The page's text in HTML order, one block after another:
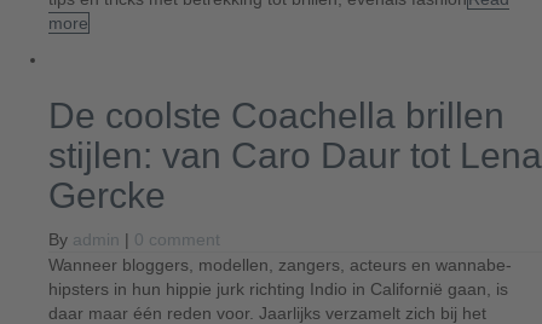
more
De coolste Coachella brillen
stijlen: van Caro Daur tot Lena
Gercke
By admin | 0 comment
Wanneer bloggers, modellen, zangers, acteurs en wannabe-
hipsters in hun hippie jurk richting Indio in Californië gaan, is
daar maar één reden voor. Jaarlijks verzamelt zich bij het